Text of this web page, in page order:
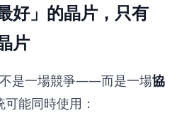
好」的晶片，只有
片
是一場競爭——而是一場協
能同時使用：